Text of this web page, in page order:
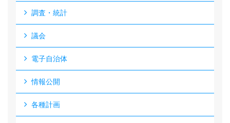
調査・統計
議会
電子自治体
情報公開
各種計画